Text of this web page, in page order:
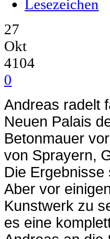
Lesezeichen
27
Okt
4104
0
Andreas radelt
Neuen Palais
Betonmauer
von Sprayern,
Die
Aber vor
Kunstwerk zu
es eine